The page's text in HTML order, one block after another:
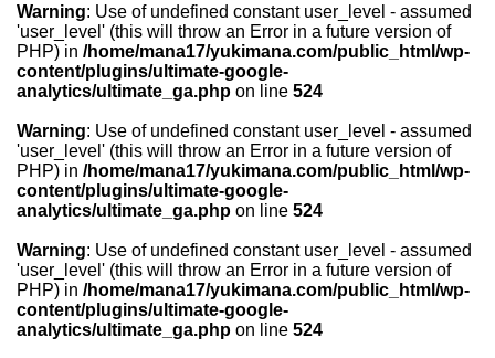
Warning: Use of undefined constant user_level - assumed
'user_level' (this will throw an Error in a future version of
PHP) in /home/mana17/yukimana.com/public_html/wp-
content/plugins/ultimate-google-
analytics/ultimate_ga.php on line 524
Warning: Use of undefined constant user_level - assumed
'user_level' (this will throw an Error in a future version of
PHP) in /home/mana17/yukimana.com/public_html/wp-
content/plugins/ultimate-google-
analytics/ultimate_ga.php on line 524
Warning: Use of undefined constant user_level - assumed
'user_level' (this will throw an Error in a future version of
PHP) in /home/mana17/yukimana.com/public_html/wp-
content/plugins/ultimate-google-
analytics/ultimate_ga.php on line 524